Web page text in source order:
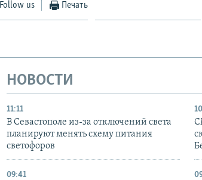
Follow us Печать
НОВОСТИ
11:11
В Севастополе из-за отключений света
планируют менять схему питания
светофоров
09:41